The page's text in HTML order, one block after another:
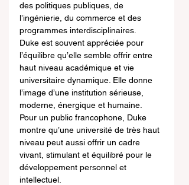
des politiques publiques, de
l’ingénierie, du commerce et des
programmes interdisciplinaires.
Duke est souvent appréciée pour
l’équilibre qu’elle semble offrir entre
haut niveau académique et vie
universitaire dynamique. Elle donne
l’image d’une institution sérieuse,
moderne, énergique et humaine.
Pour un public francophone, Duke
montre qu’une université de très haut
niveau peut aussi offrir un cadre
vivant, stimulant et équilibré pour le
développement personnel et
intellectuel.